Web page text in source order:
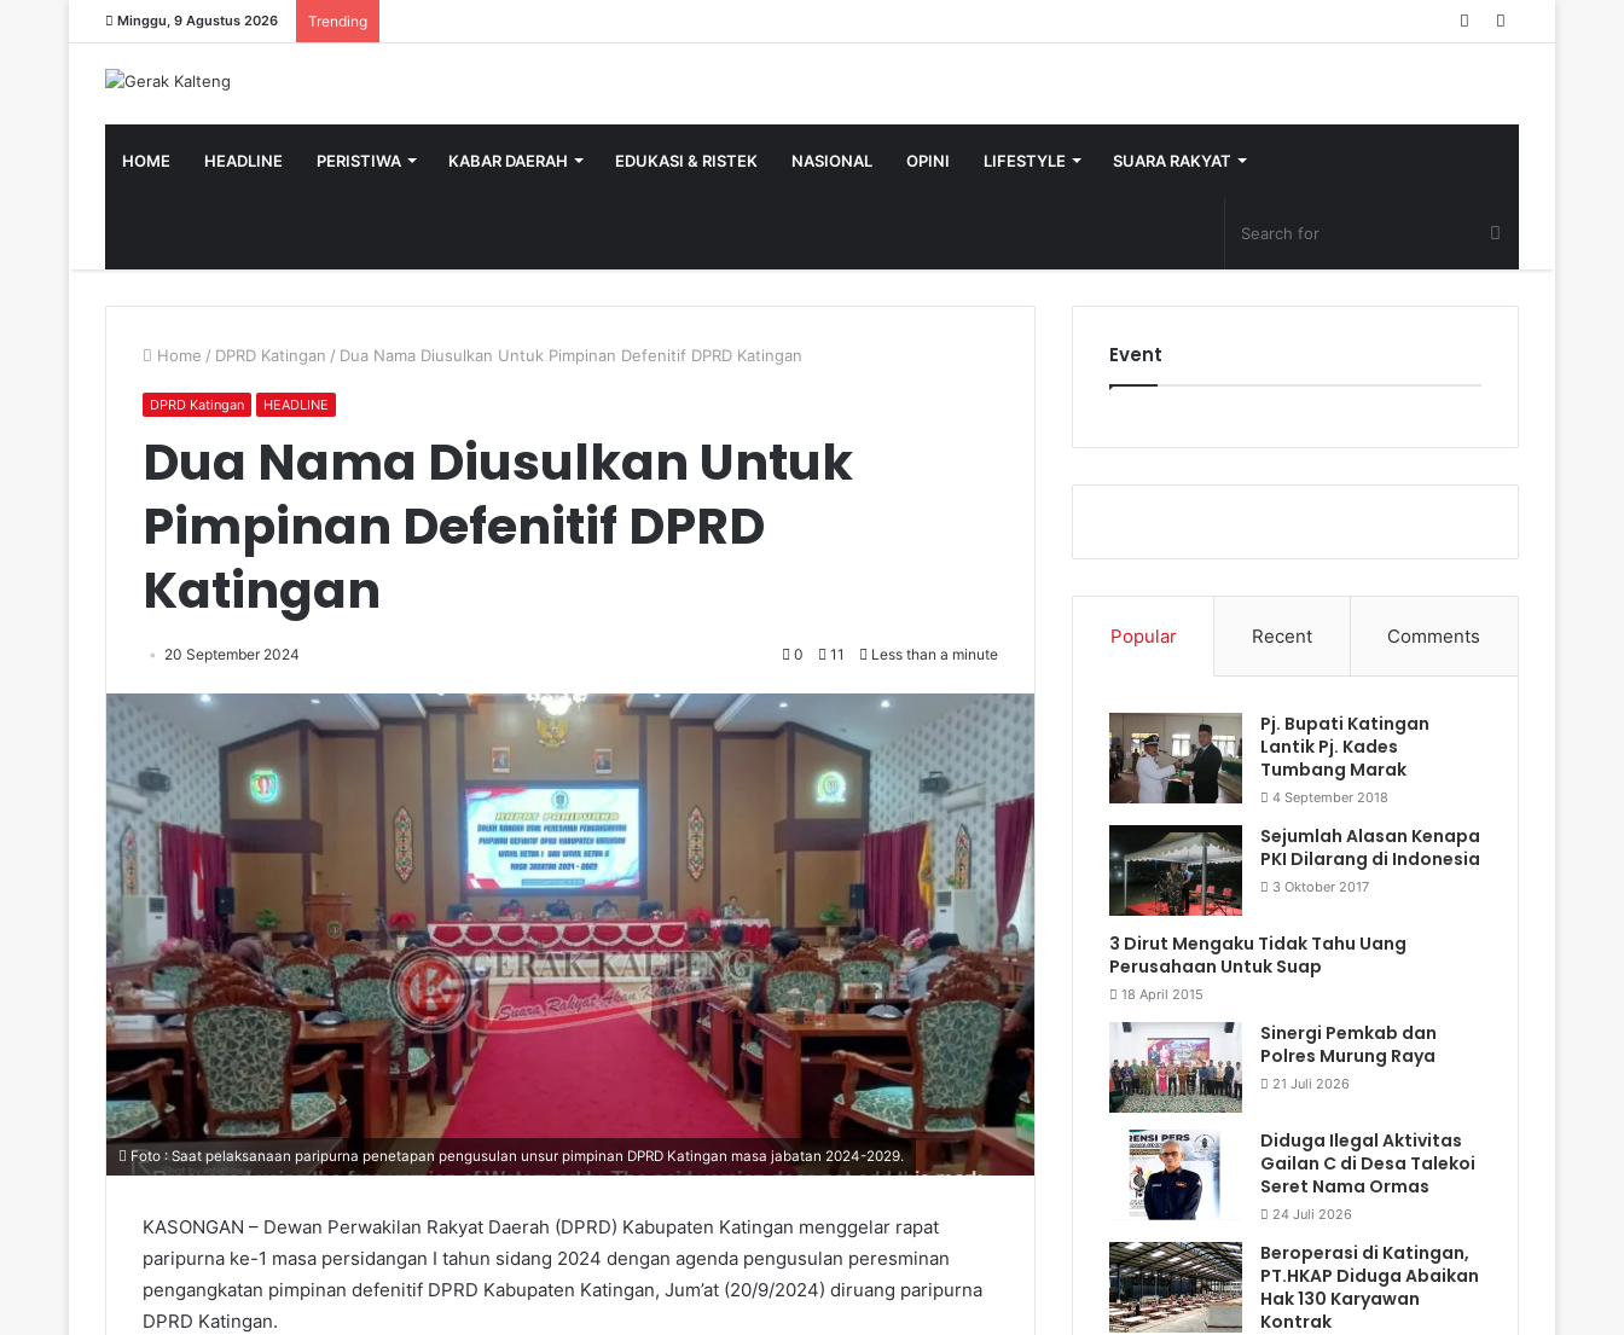
Minggu, 9 Agustus 2026 Trending Random
HOME HEADLINE PERISTIWA KABAR DAERAH EDUKASI & RISTEK NASIONAL OPINI LIFESTYLE SUARA RAKYAT
Home / DPRD Katingan / Dua Nama Diusulkan Untuk Pimpinan Defenitif DPRD Katingan
DPRD Katingan HEADLINE
Dua Nama Diusulkan Untuk
Pimpinan Defenitif DPRD
Katingan
20 September 2024 0 11 Less than a minute
Foto : Saat pelaksanaan paripurna penetapan pengusulan unsur pimpinan DPRD Katingan masa jabatan 2024-2029.
KASONGAN – Dewan Perwakilan Rakyat Daerah (DPRD) Kabupaten Katingan menggelar rapat
paripurna ke-1 masa persidangan I tahun sidang 2024 dengan agenda pengusulan peresminan
pengangkatan pimpinan defenitif DPRD Kabupaten Katingan, Jum’at (20/9/2024) diruang paripurna
DPRD Katingan.
Event
Popular Recent Comments
Pj. Bupati Katingan
Lantik Pj. Kades
Tumbang Marak
4 September 2018
Sejumlah Alasan Kenapa
PKI Dilarang di Indonesia
3 Oktober 2017
3 Dirut Mengaku Tidak Tahu Uang
Perusahaan Untuk Suap
18 April 2015
Sinergi Pemkab dan
Polres Murung Raya
21 Juli 2026
Diduga Ilegal Aktivitas
Gailan C di Desa Talekoi
Seret Nama Ormas
24 Juli 2026
Beroperasi di Katingan,
PT.HKAP Diduga Abaikan
Hak 130 Karyawan
Kontrak